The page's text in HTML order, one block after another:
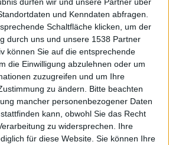
und Kenndaten abfragen.
Schaltfläche klicken, um der
durch uns und unsere 1538 Partner
können Sie auf die entsprechende
die Einwilligung abzulehnen oder um
zuzugreifen und um Ihre
zu ändern.
Bitte beachten
mancher personenbezogener Daten
kann, obwohl Sie das Recht
zu widersprechen. Ihre
für diese Website. Sie können Ihre